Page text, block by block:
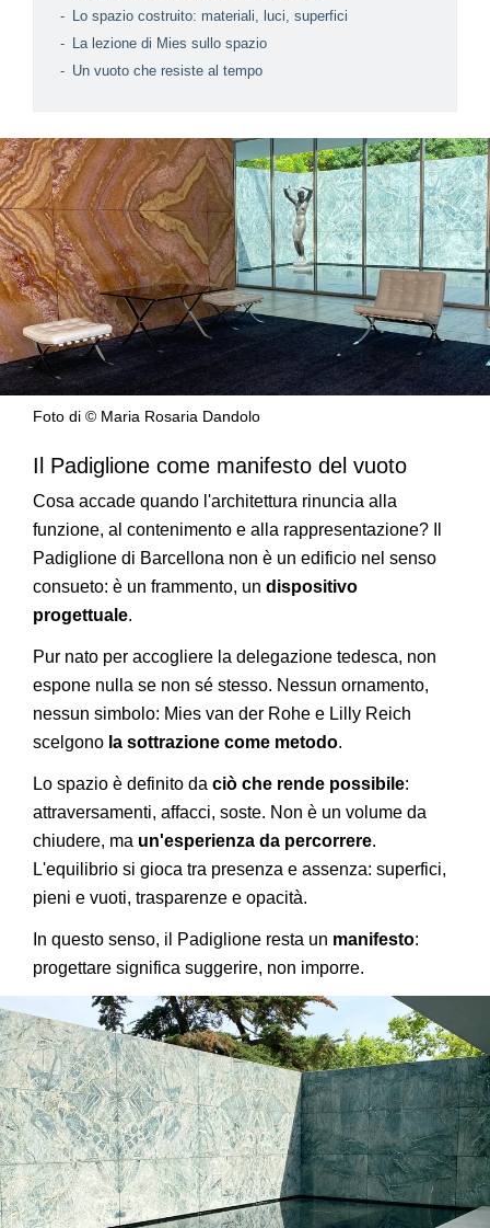
Lo spazio costruito: materiali, luci, superfici
La lezione di Mies sullo spazio
Un vuoto che resiste al tempo
Foto di © Maria Rosaria Dandolo
Il Padiglione come manifesto del vuoto
Cosa accade quando l'architettura rinuncia alla
funzione, al contenimento e alla rappresentazione? Il
Padiglione di Barcellona non è un edificio nel senso
consueto: è un frammento, un dispositivo
progettuale.
Pur nato per accogliere la delegazione tedesca, non
espone nulla se non sé stesso. Nessun ornamento,
nessun simbolo: Mies van der Rohe e Lilly Reich
scelgono la sottrazione come metodo.
Lo spazio è definito da ciò che rende possibile:
attraversamenti, affacci, soste. Non è un volume da
chiudere, ma un'esperienza da percorrere.
L'equilibrio si gioca tra presenza e assenza: superfici,
pieni e vuoti, trasparenze e opacità.
In questo senso, il Padiglione resta un manifesto:
progettare significa suggerire, non imporre.